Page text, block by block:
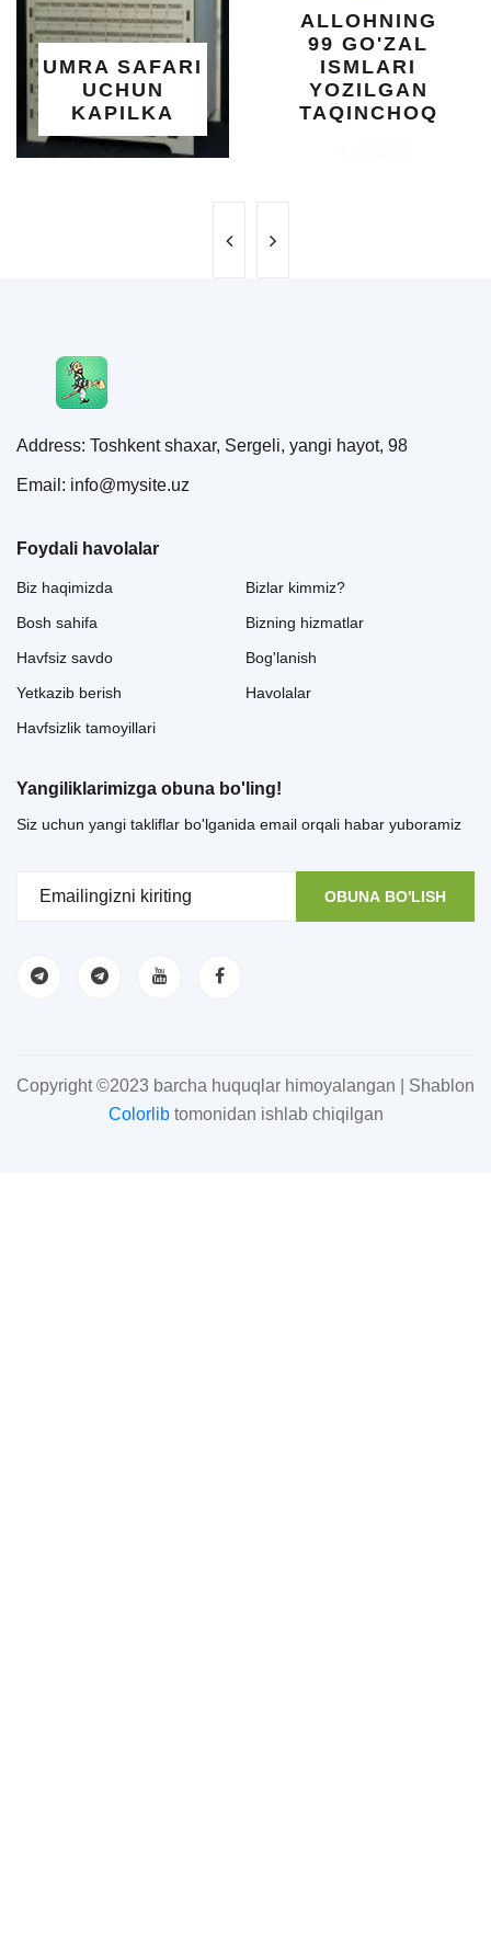
SAFARI
ALLOHNING
99 GO'ZAL
ISMLARI
YOZILGAN
TAQINCHOQ
Address: Toshkent shaxar, Sergeli, yangi hayot, 98
Email: info@mysite.uz
Foydali havolalar
Biz haqimizda
Bosh sahifa
Havfsiz savdo
Yetkazib berish
Havfsizlik tamoyillari
Bizlar kimmiz?
Bizning hizmatlar
Bog'lanish
Havolalar
Yangiliklarimizga obuna bo'ling!
Siz uchun yangi takliflar bo'lganida email orqali habar yuboramiz
OBUNA BO'LISH
Copyright ©2023 barcha huquqlar himoyalangan | Shablon
Colorlibtomonidan ishlab chiqilgan